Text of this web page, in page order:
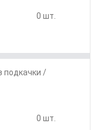
0 шт.
подкачки /
0 шт.